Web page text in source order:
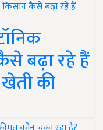
बढ़ा रहे हैं
की